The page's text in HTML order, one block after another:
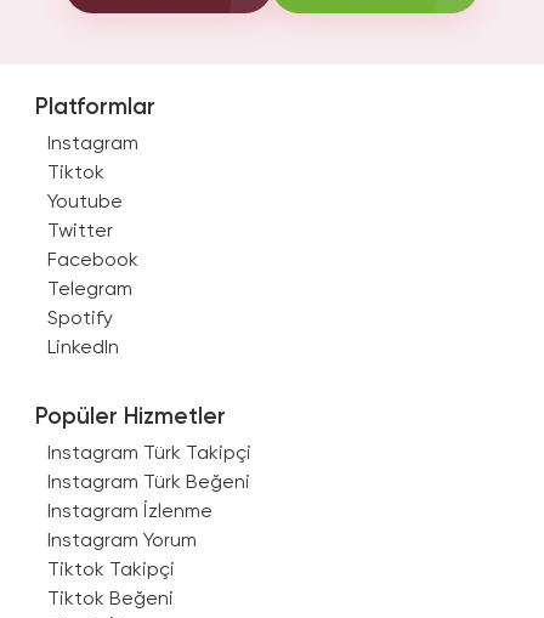
Platformlar
Instagram
Tiktok
Youtube
Twitter
Facebook
Telegram
Spotify
LinkedIn
Popüler Hizmetler
Instagram Türk Takipçi
Instagram Türk Beğeni
Instagram İzlenme
Instagram Yorum
Tiktok Takipçi
Tiktok Beğeni